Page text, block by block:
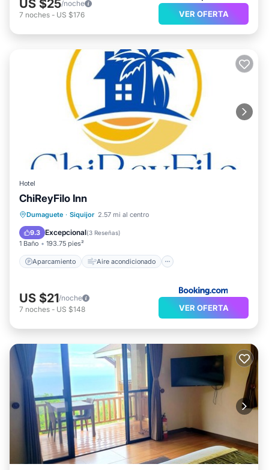
US $25/noche
7 noches - US $176 VER OFERTA
Hotel
ChiReyFilo Inn
Dumaguete · Siquijor 2.57 mi al centro
9.3 Excepcional(3 Reseñas)
1 Baño 193.75 pies²
Aparcamiento Aire acondicionado
Aparcamiento
Aire acondicionado
Internet
Se admiten mascotas
US $21/noche
7 noches - US $148 VER OFERTA